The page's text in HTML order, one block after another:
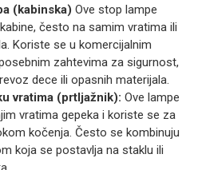
(kabinska) Ove stop lampe
često na samim vratima ili
Koriste se u komercijalnim
zahtevima za sigurnost,
dece ili opasnih materijala.
vratima (prtljažnik): Ove lampe
vratima gepeka i koriste se za
kočenja. Često se kombinuju
koja se postavlja na staklu ili